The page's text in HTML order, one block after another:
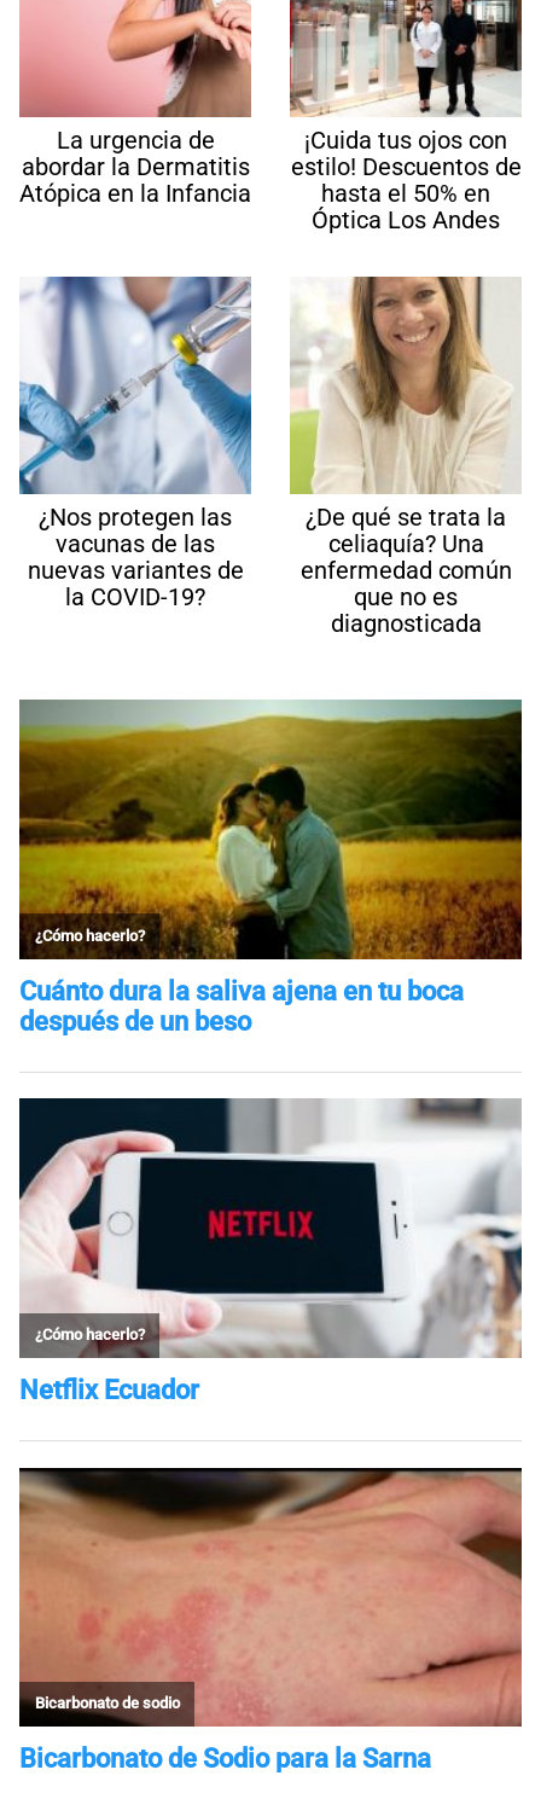
La urgencia de
abordar la Dermatitis
Atópica en la Infancia
¡Cuida tus ojos con
estilo! Descuentos de
hasta el 50% en
Óptica Los Andes
¿Nos protegen las
vacunas de las
nuevas variantes de
la COVID-19?
¿De qué se trata la
celiaquía? Una
enfermedad común
que no es
diagnosticada